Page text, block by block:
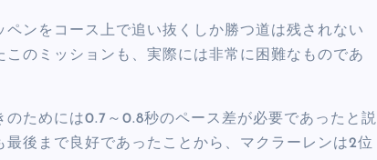
ンをコース上で追い抜くしか勝つ道は残されない
のミッションも、実際には非常に困難なものであ
ためには0.7～0.8秒のペース差が必要であったと説
後まで良好であったことから、マクラーレンは2位